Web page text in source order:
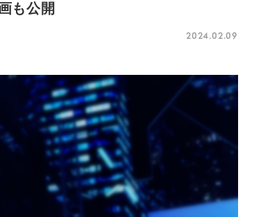
も公開
2024.02.09